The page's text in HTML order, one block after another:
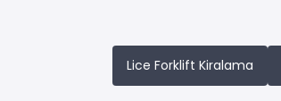
Lice Forklift Kiralama